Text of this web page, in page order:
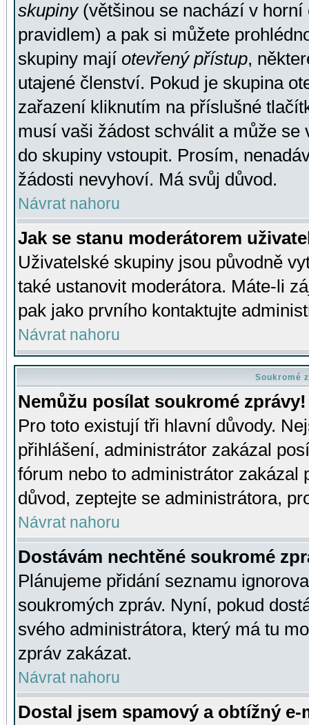
skupiny(většinou se nachází v horní
pravidlem) a pak si můžete
skupiny mají otevřený přístup,
utajené členství. Pokud je skupina
zařazení kliknutím na příslušné
musí vaši žádost schválit a může se
do skupiny vstoupit. Prosím,
žádosti nevyhoví. Má svůj důvod.
Návrat nahoru
Jak se stanu moderátorem
Uživatelské skupiny jsou původně
také ustanovit moderátora. Máte-li
pak jako prvního kontaktujte
Návrat nahoru
Soukromé
Nemůžu posílat soukromé zprávy!
Pro toto existují tři hlavní důvody.
přihlášení, administrátor zakázal
fórum nebo to administrátor zakázal
důvod, zeptejte se administrátora,
Návrat nahoru
Dostávám nechtěné soukromé
Plánujeme přidání seznamu
soukromých zpráv. Nyní, pokud
svého administrátora, který má tu
zpráv zakázat.
Návrat nahoru
Dostal jsem spamový a obtížný